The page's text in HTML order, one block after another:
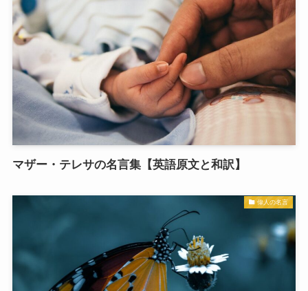
マザー・テレサの名言集【英語原文と和訳】
偉人の名言